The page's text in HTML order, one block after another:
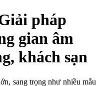
pháp
gian âm
khách sạn
sang trọng như nhiều mẫu